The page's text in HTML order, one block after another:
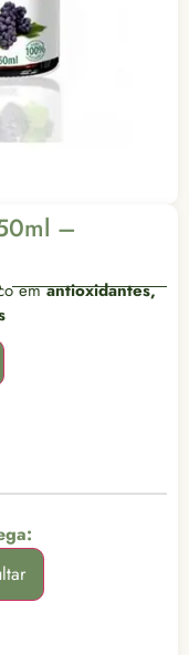
–
emantioxidantes,